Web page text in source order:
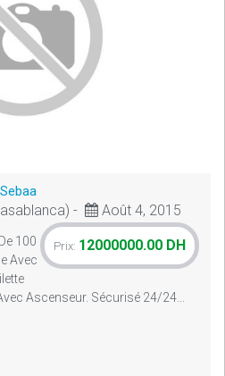
- Août 4, 2015
Prix: 12000000.00 DH
100
Avec
Ascenseur. Sécurisé 24/24...